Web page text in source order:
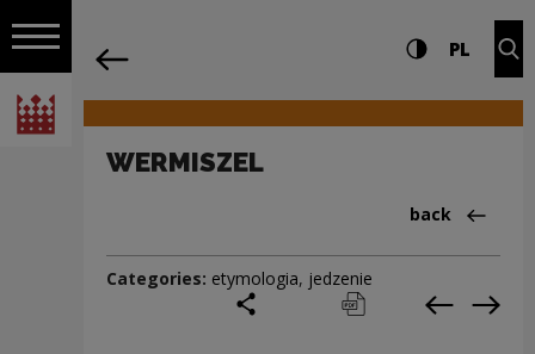
Open navigation
National Centre for Culture Poland
Navigation Settings and search
High contrast
PL
WERMISZEL
Back
back
Categories: etymologia, jedzenie
print pobierz Previous